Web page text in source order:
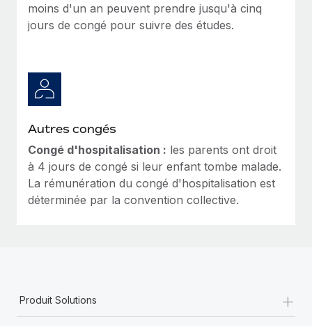
moins d'un an peuvent prendre jusqu'à cinq
jours de congé pour suivre des études.
Autres congés
Congé d'hospitalisation : les parents ont droit
à 4 jours de congé si leur enfant tombe malade.
La rémunération du congé d'hospitalisation est
déterminée par la convention collective.
Produit Solutions +